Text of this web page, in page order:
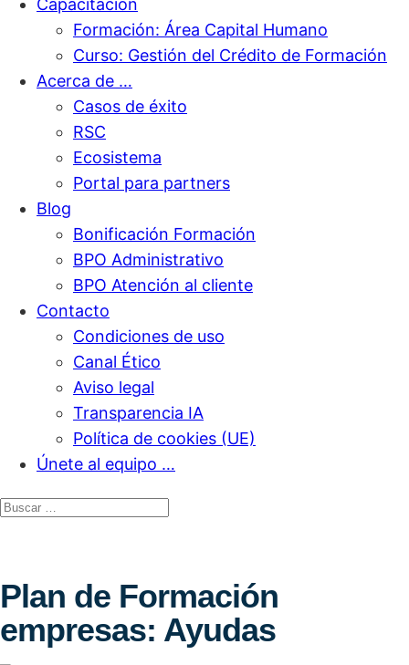
Capacitación
Formación: Área Capital Humano
Curso: Gestión del Crédito de Formación
Acerca de …
Casos de éxito
RSC
Ecosistema
Portal para partners
Blog
Bonificación Formación
BPO Administrativo
BPO Atención al cliente
Contacto
Condiciones de uso
Canal Ético
Aviso legal
Transparencia IA
Política de cookies (UE)
Únete al equipo …
Plan de Formación
empresas: Ayudas